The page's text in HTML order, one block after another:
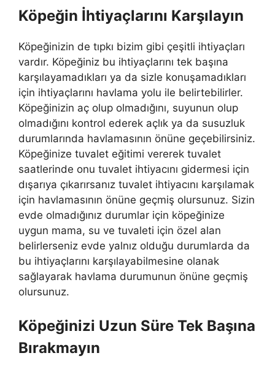
Köpeğin İhtiyaçlarını Karşılayın
Köpeğinizin de tıpkı bizim gibi çeşitli ihtiyaçları
vardır. Köpeğiniz bu ihtiyaçlarını tek başına
karşılayamadıkları ya da sizle konuşamadıkları
için ihtiyaçlarını havlama yolu ile belirtebilirler.
Köpeğinizin aç olup olmadığını, suyunun olup
olmadığını kontrol ederek açlık ya da susuzluk
durumlarında havlamasının önüne geçebilirsiniz.
Köpeğinize tuvalet eğitimi vererek tuvalet
saatlerinde onu tuvalet ihtiyacını gidermesi için
dışarıya çıkarırsanız tuvalet ihtiyacını karşılamak
için havlamasının önüne geçmiş olursunuz. Sizin
evde olmadığınız durumlar için köpeğinize
uygun mama, su ve tuvaleti için özel alan
belirlerseniz evde yalnız olduğu durumlarda da
bu ihtiyaçlarını karşılayabilmesine olanak
sağlayarak havlama durumunun önüne geçmiş
olursunuz.
Köpeğinizi Uzun Süre Tek Başına
Bırakmayın